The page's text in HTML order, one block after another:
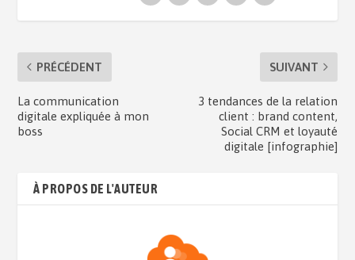
PRÉCÉDENT
La communication
digitale expliquée à mon
boss
SUIVANT
3 tendances de la relation
client : brand content,
Social CRM et loyauté
digitale [infographie]
À PROPOS DE L'AUTEUR